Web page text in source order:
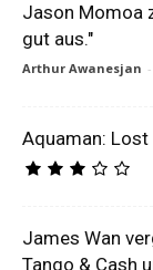
Jason Momoa
gut aus."
Arthur Awanesjan -
Aquaman:
James Wan
Tango & Cash